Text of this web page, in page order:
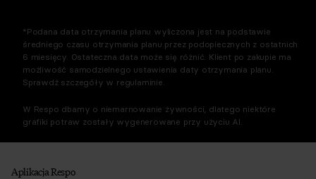
*Podana data otrzymania planu wyliczona jest na podstawie
średniego czasu otrzymania planu przez podopiecznych z ostatnich
6 miesięcy. Ostateczna data może się różnić. Klient po zakupie ma
możliwość samodzielnego ustawienia daty otrzymania planu.
Sprawdź szczegóły w regulaminie.
W Respo dbamy o niemarnowanie żywności, dlatego niektóre
grafiki potraw zostały wygenerowane przy użyciu AI.
Aplikacja Respo